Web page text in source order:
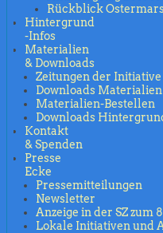
Rückblick
Hintergrund
-Infos
Materialien
& Downloads
Zeitungen der
Downloads
Materialien-Bestellen
Downloads
Kontakt
& Spenden
Presse
Ecke
Pressemitteilungen
Newsletter
Anzeige in der SZ zum
Lokale Initiativen und